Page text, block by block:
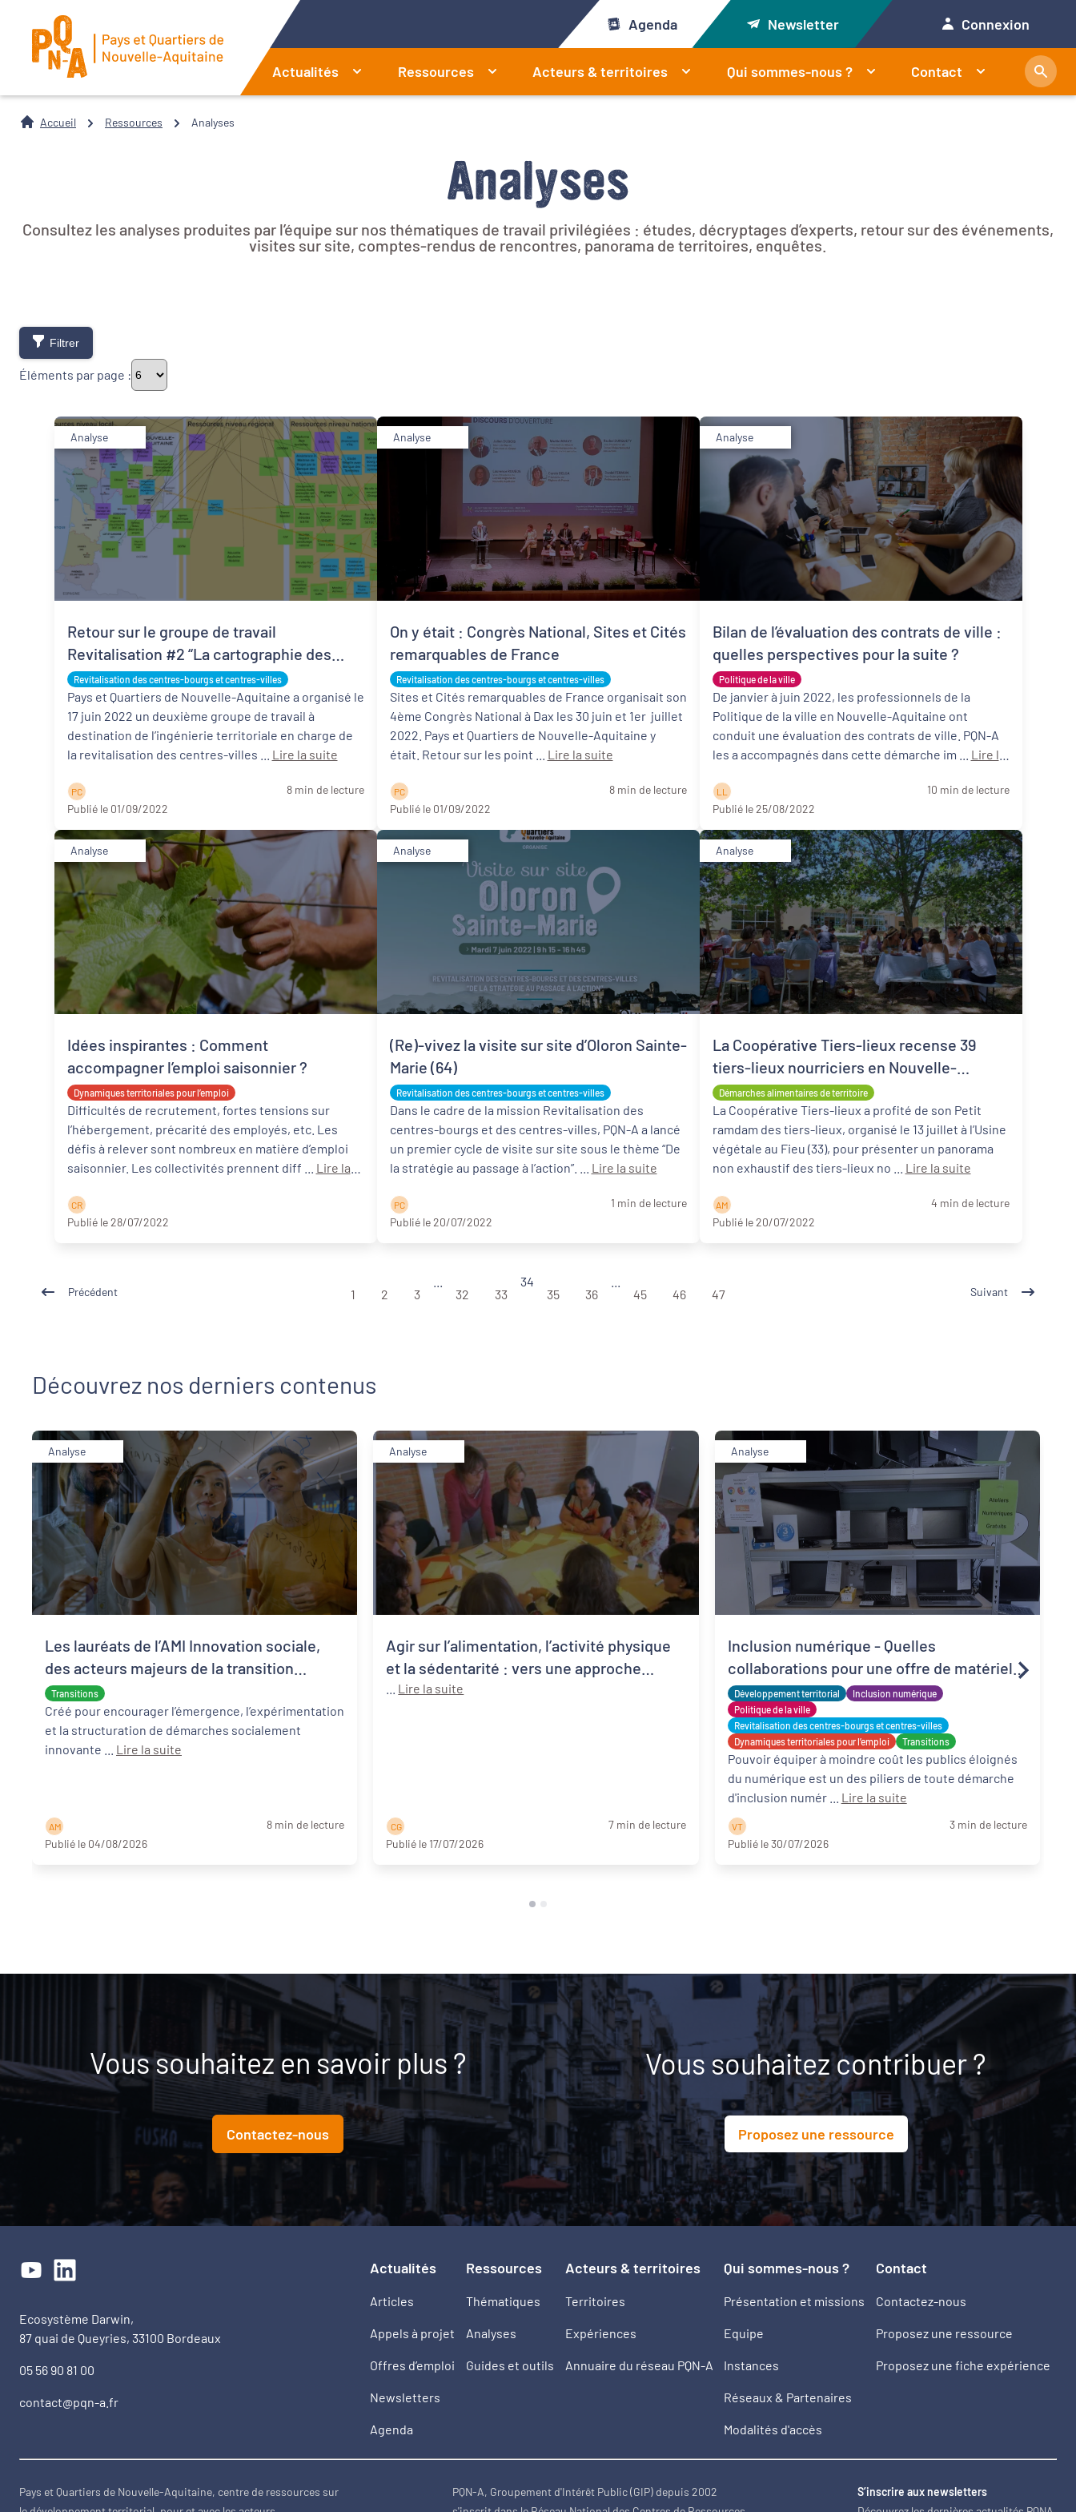
Agenda Newsletter Connexion
Actualités Ressources Acteurs & territoires Qui sommes-nous ? Contact
Accueil Ressources Analyses
Analyses
Consultez les analyses produites par l’équipe sur nos thématiques de travail privilégiées : études, décryptages d’experts, retour sur des événements,
visites sur site, comptes-rendus de rencontres, panorama de territoires, enquêtes.
Filtrer
Éléments par page :
Thématiques
Démarches alimentaires de territoire Développement territorial Inclusion numérique
Politique de la ville
Revitalisation des centres-bourgs et centres-
Dynamiques territoriales pour l’emploi
Transitions
Date de publication
Analyse
Revitalisation des centres-bourgs et centres-villes
Retour sur le groupe de travail
Revitalisation #2 “La cartographie des
ressources”
Pays et Quartiers de Nouvelle-Aquitaine a organisé le
17 juin 2022 un deuxième groupe de travail à
destination de l’ingénierie territoriale en charge de
Lire la suite
P C
8 min de lecture
Publié le 01/09/2022
Analyse
Revitalisation des centres-bourgs et centres-villes
On y était : Congrès National, Sites et Cités
remarquables de France
Sites et Cités remarquables de France organisait son
4ème Congrès National à Dax les 30 juin et 1er juillet
2022. Pays et Quartiers de Nouvelle-Aquitaine y
Lire la suite
P C
8 min de lecture
Publié le 01/09/2022
Analyse
Politique de la ville
Bilan de l’évaluation des contrats de ville :
quelles perspectives pour la suite ?
De janvier à juin 2022, les professionnels de la
Politique de la ville en Nouvelle-Aquitaine ont
conduit une évaluation des contrats de ville. PQN-A
Lire la
L L
10 min de lecture
Publié le 25/08/2022
Analyse
Dynamiques territoriales pour l’emploi
Idées inspirantes : Comment
accompagner l’emploi saisonnier ?
Difficultés de recrutement, fortes tensions sur
l’hébergement, précarité des employés, etc. Les
défis à relever sont nombreux en matière d’emploi
Lire la
C R
Publié le 28/07/2022
Analyse
Revitalisation des centres-bourgs et centres-villes
(Re)-vivez la visite sur site d’Oloron Sainte-
Marie (64)
Dans le cadre de la mission Revitalisation des
centres-bourgs et des centres-villes, PQN-A a lancé
un premier cycle de visite sur site sous le thème “De
Lire la suite
P C
1 min de lecture
Publié le 20/07/2022
Analyse
Démarches alimentaires de territoire
La Coopérative Tiers-lieux recense 39
tiers-lieux nourriciers en Nouvelle-
Aquitaine
La Coopérative Tiers-lieux a profité de son Petit
ramdam des tiers-lieux, organisé le 13 juillet à l’Usine
végétale au Fieu (33), pour présenter un panorama
Lire la suite
A M
4 min de lecture
Publié le 20/07/2022
Précédent 1 2 3
32
33
34
35
36
45
46 47 Suivant
Découvrez nos derniers contenus
Analyse
Transitions
Les lauréats de l’AMI Innovation sociale,
des acteurs majeurs de la transition
écologique et sociale
Créé pour encourager l’émergence, l’expérimentation
et la structuration de démarches socialement
Lire la suite
A M
8 min de lecture
Publié le 04/08/2026
Analyse
Agir sur l’alimentation, l’activité physique
et la sédentarité : vers une approche
systémique de la santé publique
Lire la suite
C G
7 min de lecture
Publié le 17/07/2026
Analyse
Développement territorial
Inclusion numérique
Politique de la ville
Revitalisation des centres-bourgs et centres-villes
Dynamiques territoriales pour l’emploi
Transitions
Inclusion numérique - Quelles
collaborations pour une offre de matériels
reconditionnés locale, solidaire et adaptée
?
Pouvoir équiper à moindre coût les publics éloignés
du numérique est un des piliers de toute démarche
Lire la suite
V T
3 min de lecture
Publié le 30/07/2026
Vous souhaitez en savoir plus ?
Contactez-nous
Vous souhaitez contribuer ?
Proposez une ressource
Ecosystème Darwin,
87 quai de Queyries, 33100 Bordeaux
05 56 90 81 00
contact@pqn-a.fr
Actualités
Articles
Appels à projet
Offres d’emploi
Newsletters
Agenda
Ressources
Thématiques
Analyses
Guides et outils
Acteurs & territoires
Territoires
Expériences
Annuaire du réseau PQN-A
Qui sommes-nous ?
Présentation et missions
Equipe
Instances
Réseaux & Partenaires
Modalités d'accès
Contact
Contactez-nous
Proposez une ressource
Proposez une fiche expérience
Pays et Quartiers de Nouvelle-Aquitaine, centre de ressources sur
PQN-A, Groupement d'Intérêt Public (GIP) depuis 2002
S’inscrire aux newsletters